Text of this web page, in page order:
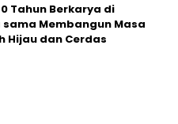
Tahun Berkarya di
Membangun Masa
Hijau dan Cerdas